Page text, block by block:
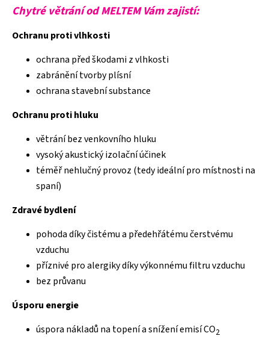
Chytré větrání od MELTEM Vám zajistí:
Ochranu proti vlhkosti
ochrana před škodami z vlhkosti
zabránění tvorby plísní
ochrana stavební substance
Ochranu proti hluku
větrání bez venkovního hluku
vysoký akustický izolační účinek
téměř nehlučný provoz (tedy ideální pro místnosti na
spaní)
Zdravé bydlení
pohoda díky čistému a předehřátému čerstvému
vzduchu
příznivé pro alergiky díky výkonnému filtru vzduchu
bez průvanu
Úsporu energie
úspora nákladů na topení a snížení emisí CO2